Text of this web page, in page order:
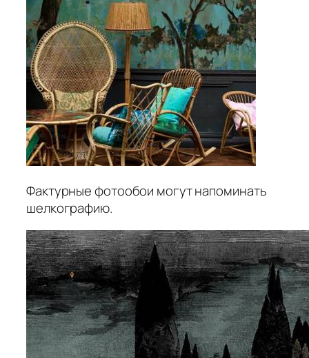
Фактурные фотообои могут напоминать
шелкографию.